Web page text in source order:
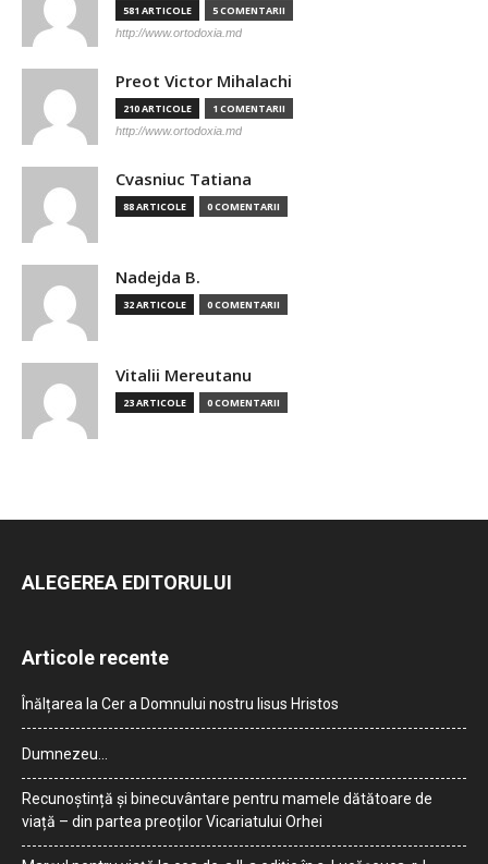
581 ARTICOLE 5 COMENTARII
http://www.ortodoxia.md
Preot Victor Mihalachi
210 ARTICOLE 1 COMENTARII
http://www.ortodoxia.md
Cvasniuc Tatiana
88 ARTICOLE 0 COMENTARII
Nadejda B.
32 ARTICOLE 0 COMENTARII
Vitalii Mereutanu
23 ARTICOLE 0 COMENTARII
ALEGEREA EDITORULUI
Articole recente
Înălțarea la Cer a Domnului nostru Iisus Hristos
Dumnezeu…
Recunoștință și binecuvântare pentru mamele dătătoare de
viață – din partea preoților Vicariatului Orhei